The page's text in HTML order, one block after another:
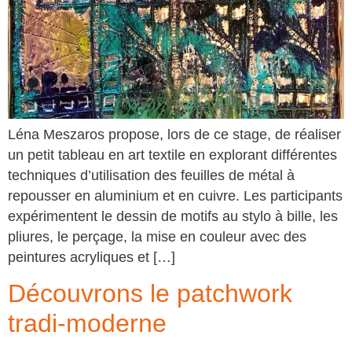
Léna Meszaros propose, lors de ce stage, de réaliser
un petit tableau en art textile en explorant différentes
techniques d’utilisation des feuilles de métal à
repousser en aluminium et en cuivre. Les participants
expérimentent le dessin de motifs au stylo à bille, les
pliures, le perçage, la mise en couleur avec des
peintures acryliques et […]
Découvrons le patchwork
tradi-moderne